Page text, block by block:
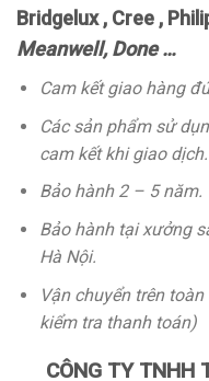
Bridgelux , Cree ,
Meanwell, Done …
Cam kết giao hàng
Các sản phẩm sử
cam kết khi giao dịch.
Bảo hành 2 – 5 năm.
Bảo hành tại xưởng
Hà Nội.
Vận chuyển trên
kiểm tra thanh toán)
CÔNG TY TNHH